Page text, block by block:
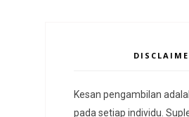
Kesan pengambilan
pada setiap individu.